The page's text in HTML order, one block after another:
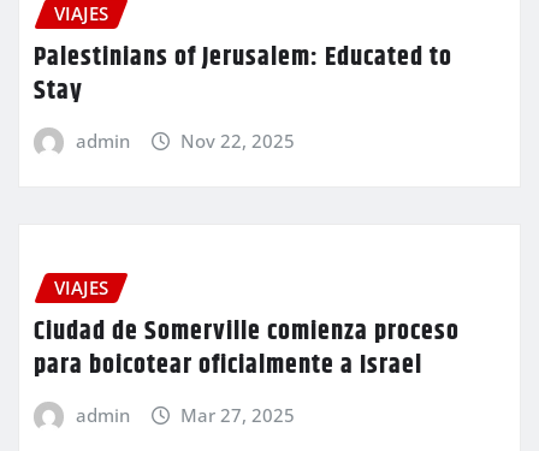
VIAJES
Palestinians of Jerusalem: Educated to
Stay
admin Nov 22, 2025
VIAJES
Ciudad de Somerville comienza proceso
para boicotear oficialmente a Israel
admin Mar 27, 2025